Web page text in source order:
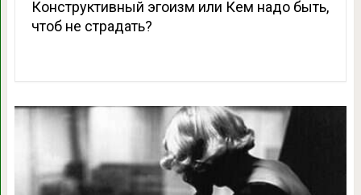
Конструктивный эгоизм или Кем надо быть,
чтоб не страдать?